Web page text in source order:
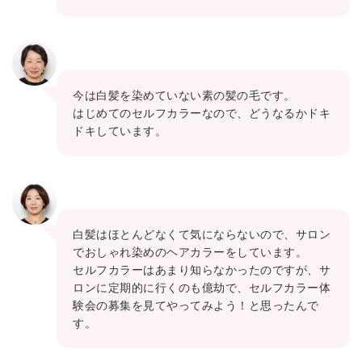
今は白髪を染めていない素の髪の毛です。
はじめてのセルフカラーなので、どうなるかドキ
ドキしています。
白髪はほとんどなくて気にならないので、サロン
でおしゃれ染めのヘアカラーをしています。
セルフカラーはあまり知らなかったのですが、サ
ロンに定期的に行くのも億劫で、セルフカラー体
験会の募集を見てやってみよう！と思ったんで
す。